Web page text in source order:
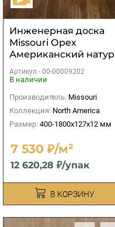
Инженерная доска
Missouri Орех
Американский натур
лак 127 мм
Артикул - 00-00009202
В наличии
Производитель: Missouri
Коллекция: North America
Размер: 400-1800х127х12 мм
7 530 ₽/м²
12 620,28 ₽/упак
В КОРЗИНУ